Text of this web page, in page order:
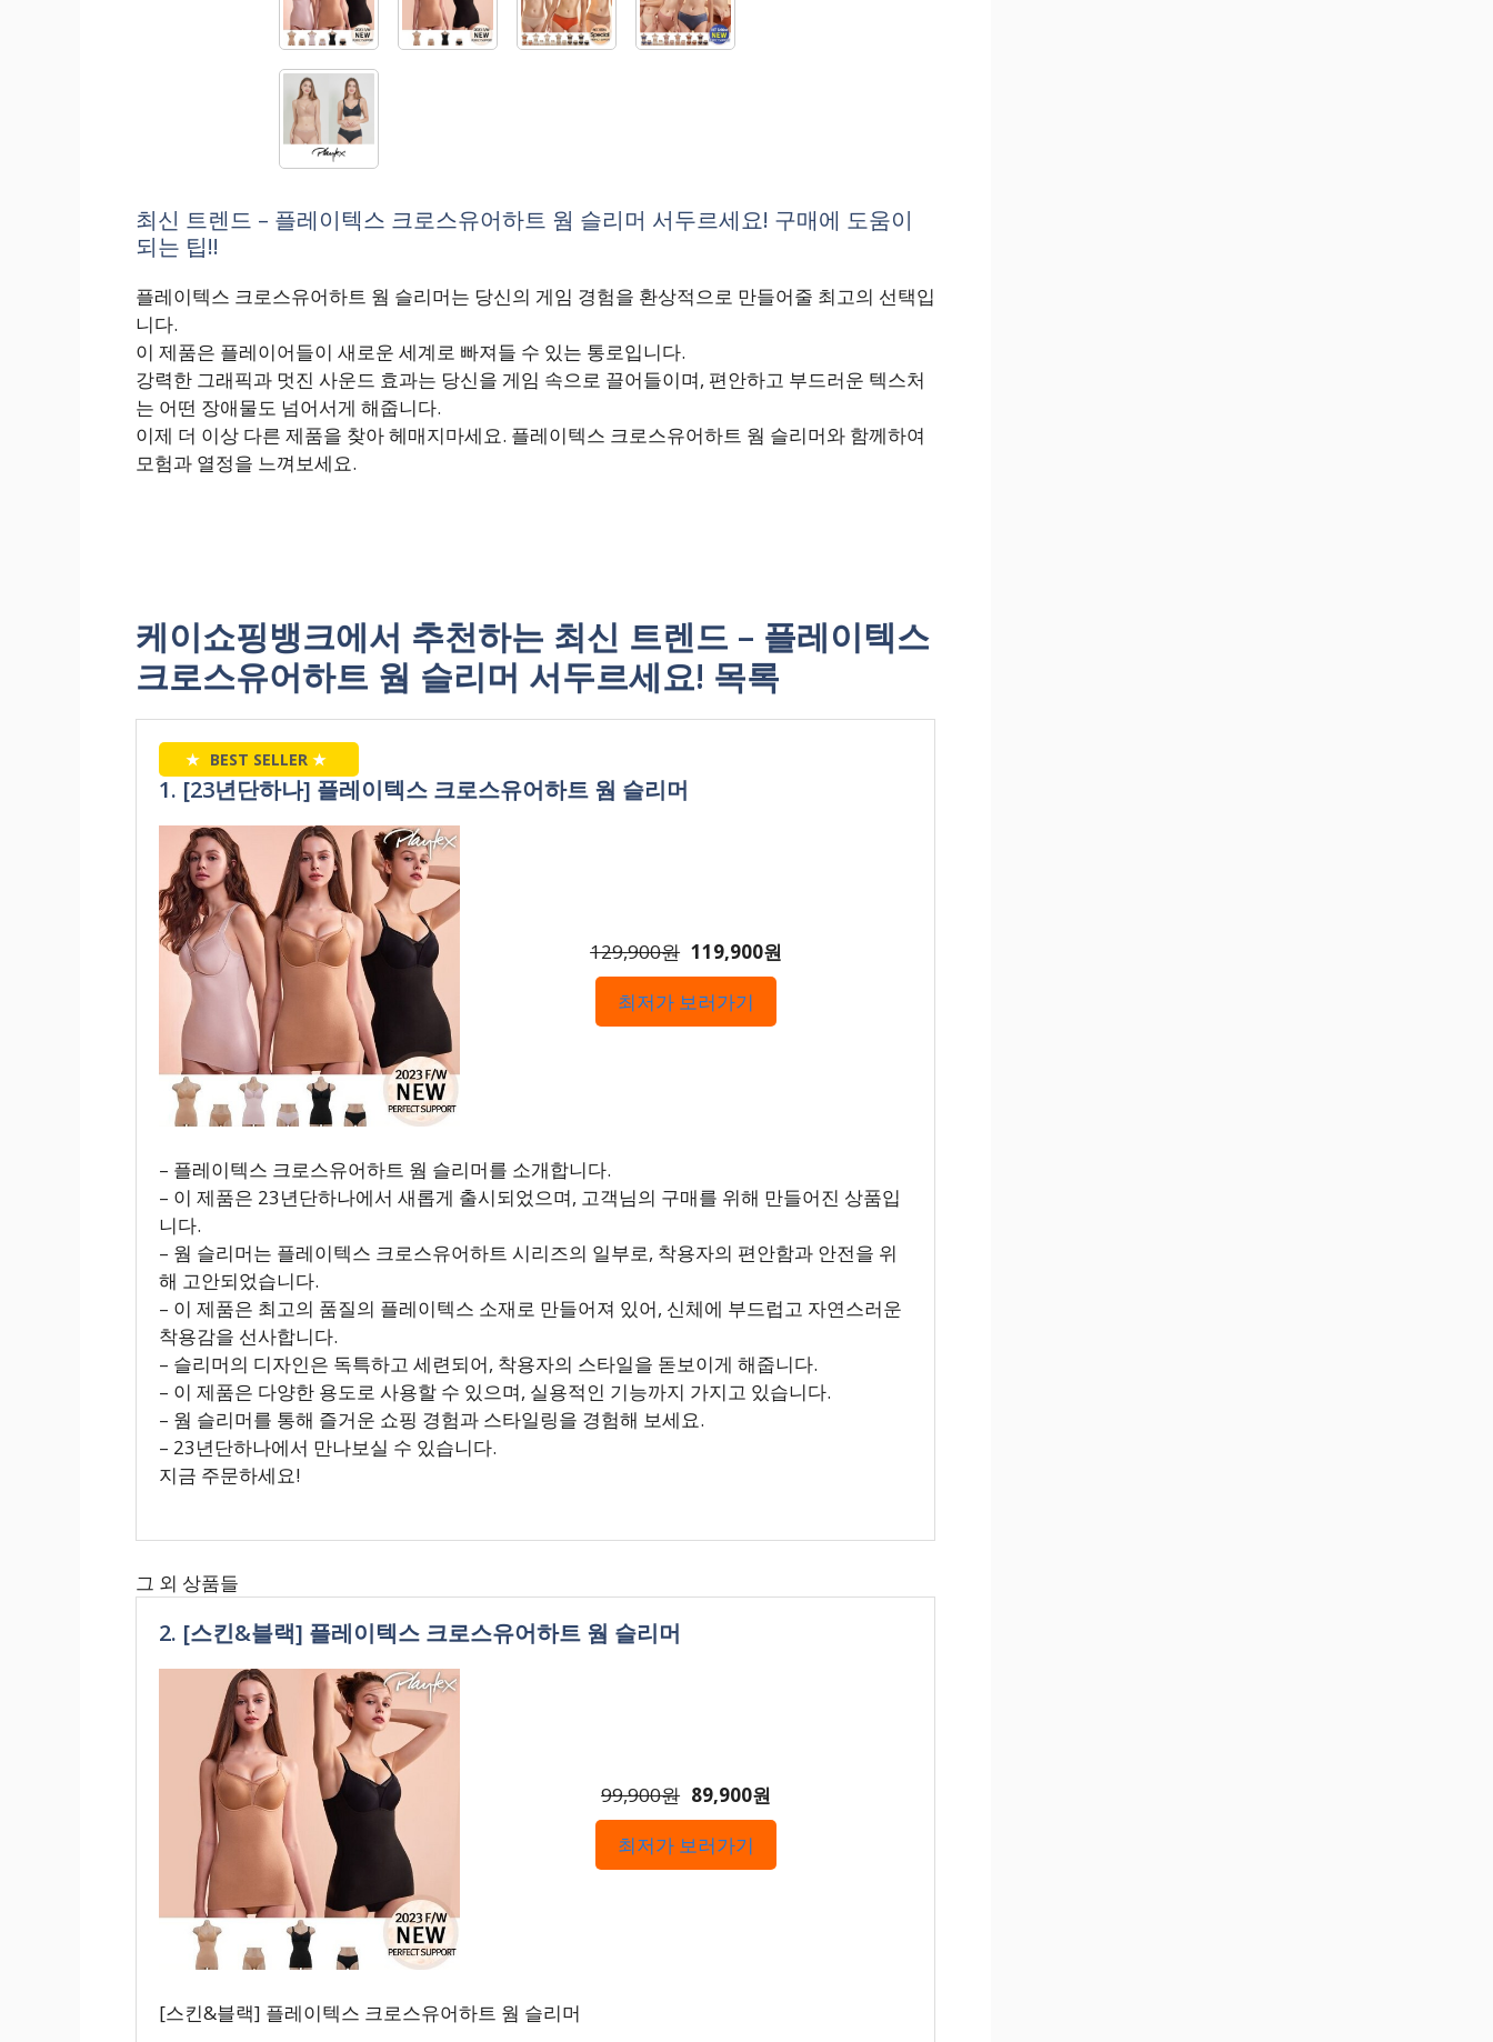
최신 트렌드 – 플레이텍스 크로스유어하트 웜 슬리머 서두르세요! 구매에 도움이
되는 팁!!
플레이텍스 크로스유어하트 웜 슬리머는 당신의 게임 경험을 환상적으로 만들어줄 최고의 선택입
니다.
이 제품은 플레이어들이 새로운 세계로 빠져들 수 있는 통로입니다.
강력한 그래픽과 멋진 사운드 효과는 당신을 게임 속으로 끌어들이며, 편안하고 부드러운 텍스처
는 어떤 장애물도 넘어서게 해줍니다.
이제 더 이상 다른 제품을 찾아 헤매지마세요. 플레이텍스 크로스유어하트 웜 슬리머와 함께하여
모험과 열정을 느껴보세요.
케이쇼핑뱅크에서 추천하는 최신 트렌드 – 플레이텍스
크로스유어하트 웜 슬리머 서두르세요! 목록
★ BEST SELLER ★
1. [23년단하나] 플레이텍스 크로스유어하트 웜 슬리머
129,900원 119,900원
최저가 보러가기
– 플레이텍스 크로스유어하트 웜 슬리머를 소개합니다.
– 이 제품은 23년단하나에서 새롭게 출시되었으며, 고객님의 구매를 위해 만들어진 상품입
니다.
– 웜 슬리머는 플레이텍스 크로스유어하트 시리즈의 일부로, 착용자의 편안함과 안전을 위
해 고안되었습니다.
– 이 제품은 최고의 품질의 플레이텍스 소재로 만들어져 있어, 신체에 부드럽고 자연스러운
착용감을 선사합니다.
– 슬리머의 디자인은 독특하고 세련되어, 착용자의 스타일을 돋보이게 해줍니다.
– 이 제품은 다양한 용도로 사용할 수 있으며, 실용적인 기능까지 가지고 있습니다.
– 웜 슬리머를 통해 즐거운 쇼핑 경험과 스타일링을 경험해 보세요.
– 23년단하나에서 만나보실 수 있습니다.
지금 주문하세요!
그 외 상품들
2. [스킨&블랙] 플레이텍스 크로스유어하트 웜 슬리머
99,900원 89,900원
최저가 보러가기
[스킨&블랙] 플레이텍스 크로스유어하트 웜 슬리머